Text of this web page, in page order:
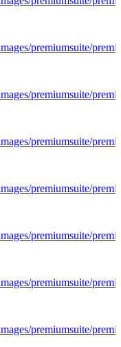
premiumsuite/
premiumsuite/
premiumsuite/
premiumsuite/
premiumsuite/
premiumsuite/
premiumsuite/